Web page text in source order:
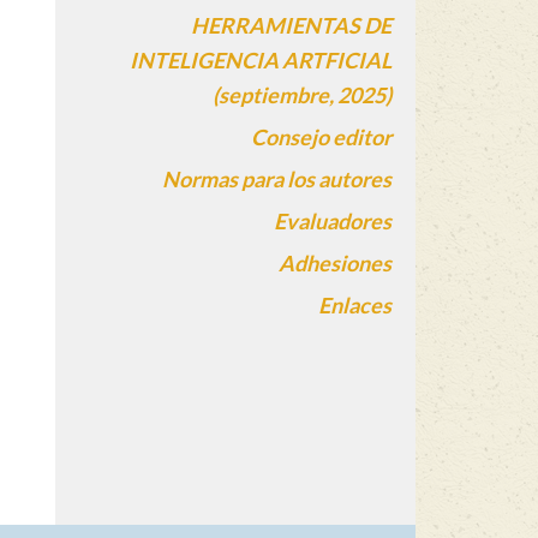
HERRAMIENTAS DE
INTELIGENCIA ARTFICIAL
(septiembre, 2025)
Consejo editor
Normas para los autores
Evaluadores
Adhesiones
Enlaces